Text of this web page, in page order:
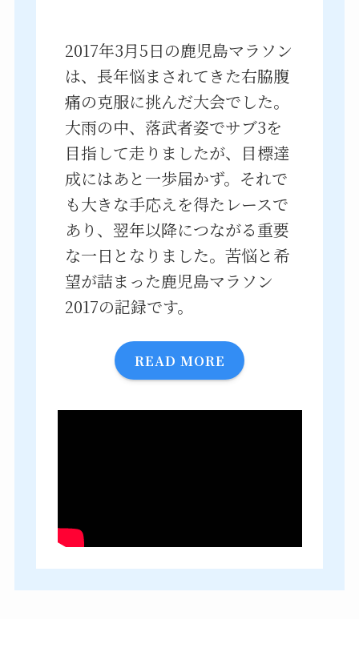
2017年3月5日の鹿児島マラソン
は、長年悩まされてきた右脇腹
痛の克服に挑んだ大会でした。
大雨の中、落武者姿でサブ3を
目指して走りましたが、目標達
成にはあと一歩届かず。それで
も大きな手応えを得たレースで
あり、翌年以降につながる重要
な一日となりました。苦悩と希
望が詰まった鹿児島マラソン
2017の記録です。
READ MORE